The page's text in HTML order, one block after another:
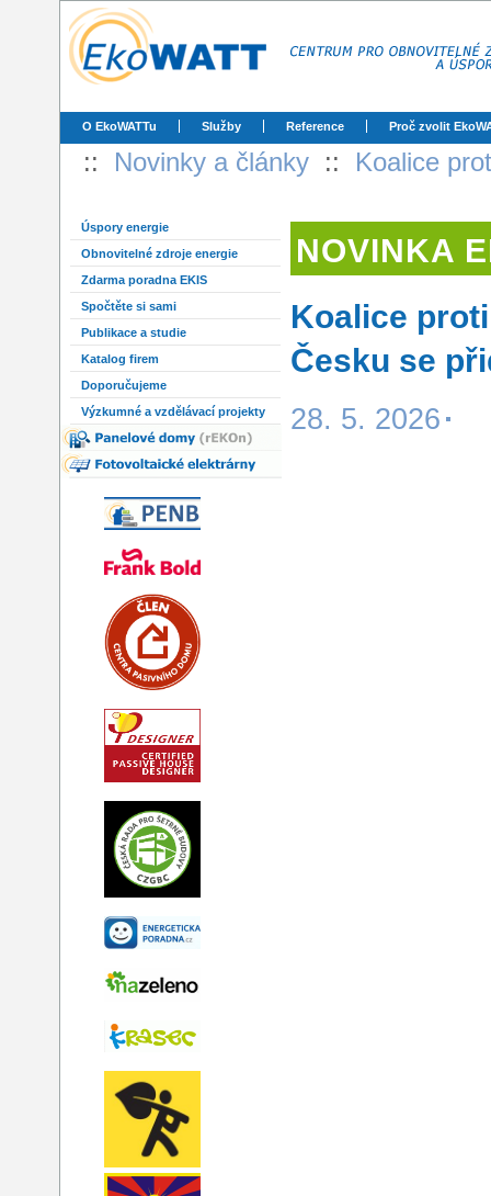
O EkoWATTu Služby Reference Proč zvolit
:: Novinky a články :: Koalice
Úspory energie
Obnovitelné zdroje energie
Zdarma poradna EKIS
Spočtěte si sami
Publikace a studie
Katalog firem
Doporučujeme
Výzkumné a vzdělávací projekty
NOVINKA
Koalice
Česku se
28. 5. 2026